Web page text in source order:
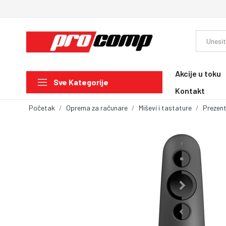
Sve Kategorije
Akcije u toku
Kontakt
Početak Oprema za računare Miševi i tastature